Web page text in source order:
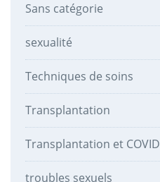
Sans catégorie
sexualité
Techniques de soins
Transplantation
Transplantation et COVID
troubles sexuels